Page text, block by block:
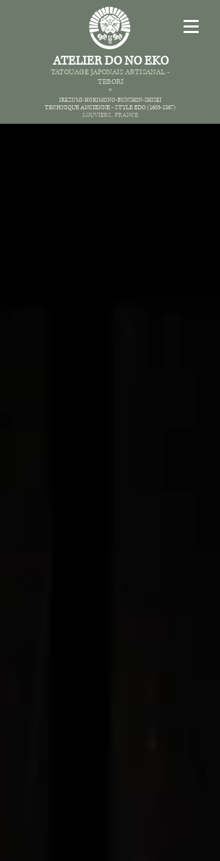
ATELIER DO NO EKO
TATOUAGE JAPONAIS ARTISANAL -
TEBORI
*
IREZUMI-HORIMONO-BUNSHIN-SHISEI
TECHNIQUE ANCIENNE -STYLE EDO(1603-1867)
LOUVIERS, FRANCE